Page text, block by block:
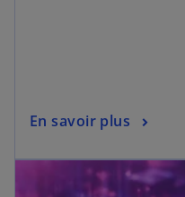
En savoir plus